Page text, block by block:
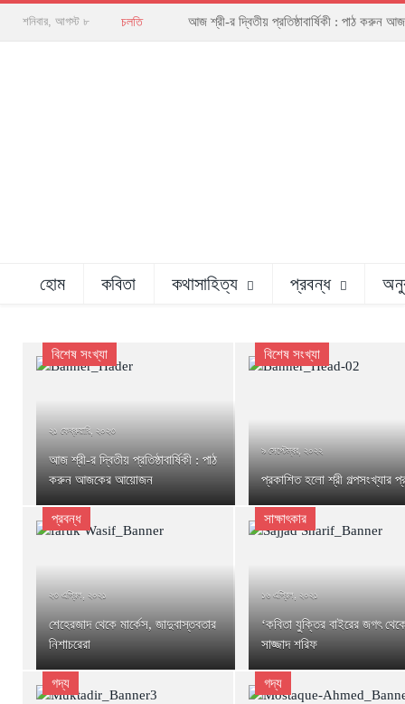
শনিবার, আগস্ট ৮ চলতি আজ শ্রী-র দ্বিতীয় প্রতিষ্ঠাবার্ষিকী : পাঠ করুন
হোম কবিতা কথাসাহিত্য প্রবন্ধ
বিশেষ সংখ্যা
২১ ফেব্রুয়ারি, ২০২৩
আজ শ্রী-র দ্বিতীয় প্রতিষ্ঠাবার্ষিকী : পাঠ
করুন আজকের আয়োজন
বিশেষ সংখ্যা
৯ সেপ্টেম্বর, ২০২২
প্রকাশিত হলো শ্রী গল্পসংখ্যার
প্রবন্ধ
২৩ এপ্রিল, ২০২১
শেহেরজাদ থেকে মার্কেস, জাদুবাস্তবতার
নিশাচরেরা
সাক্ষাৎকার
১৬ এপ্রিল, ২০২১
‘কবিতা যুক্তির বাইরের জগৎ
সাজ্জাদ শরিফ
গদ্য গদ্য